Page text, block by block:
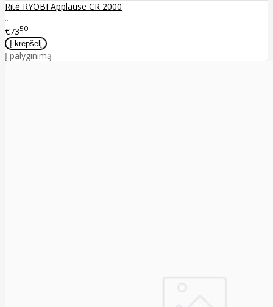
Ritė RYOBI Applause CR 2000
..
€7350
Į palyginimą